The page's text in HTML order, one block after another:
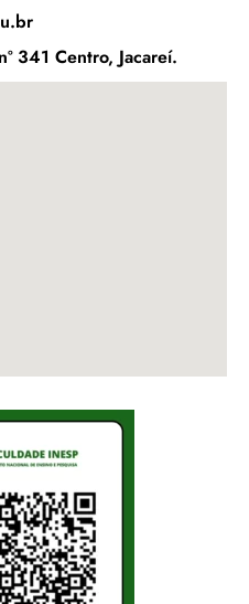
341 Centro, Jacareí.